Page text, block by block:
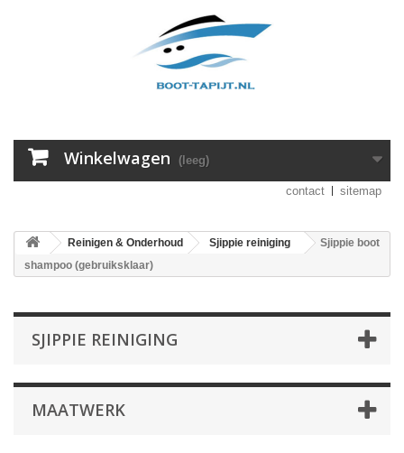
Winkelwagen (leeg)
contact sitemap
Reinigen & Onderhoud Sjippie reiniging
Sjippie boot
shampoo (gebruiksklaar)
SJIPPIE REINIGING
MAATWERK